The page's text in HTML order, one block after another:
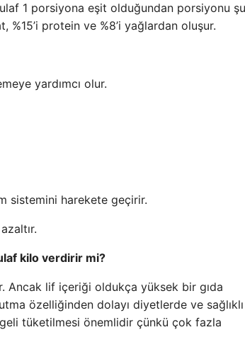
1 porsiyona eşit olduğundan porsiyonu şu
%15’i protein ve %8’i yağlardan oluşur.
yardımcı olur.
sistemini harekete geçirir.
kilo verdirir mi?
Ancak lif içeriği oldukça yüksek bir gıda
özelliğinden dolayı diyetlerde ve sağlıklı
tüketilmesi önemlidir çünkü çok fazla